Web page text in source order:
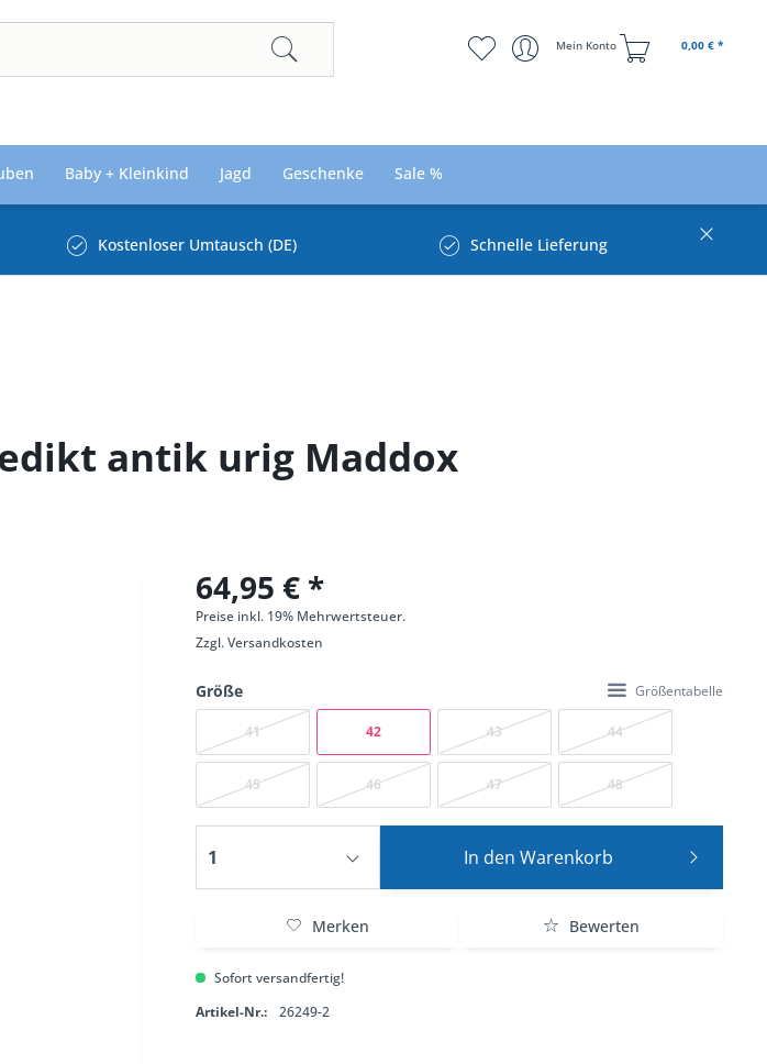
Mein Konto 0,00 € *
Baby + Kleinkind Jagd Geschenke Sale %
Kostenloser Umtausch (DE) Schnelle Lieferung
antik urig Maddox
64,95 € *
Preise inkl. 19% Mehrwertsteuer.
Zzgl.Versandkosten
Größe Größentabelle
41 42 43 44
45 46 47 48
In den Warenkorb
Merken Bewerten
Sofort versandfertig!
Artikel-Nr.:
26249-2